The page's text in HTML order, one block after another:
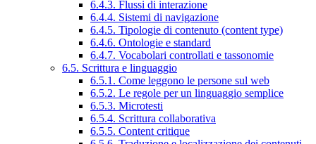
6.4.3. Flussi di interazione
6.4.4. Sistemi di navigazione
6.4.5. Tipologie di contenuto (content type)
6.4.6. Ontologie e standard
6.4.7. Vocabolari controllati e tassonomie
6.5. Scrittura e linguaggio
6.5.1. Come leggono le persone sul web
6.5.2. Le regole per un linguaggio semplice
6.5.3. Microtesti
6.5.4. Scrittura collaborativa
6.5.5. Content critique